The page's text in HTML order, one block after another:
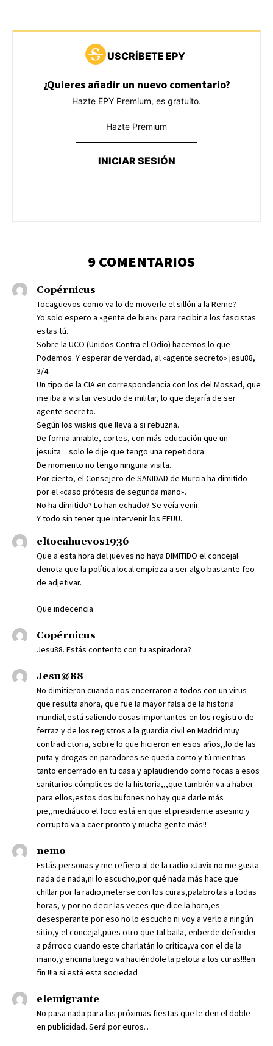
USCRÍBETE EPY
¿Quieres añadir un nuevo comentario?
Hazte EPY Premium, es gratuito.
Hazte Premium
INICIAR SESIÓN
9 COMENTARIOS
Copérnicus
Tocaguevos como va lo de moverle el sillón a la Reme?
Yo solo espero a «gente de bien» para recibir a los fascistas
estas tú.
Sobre la UCO (Unidos Contra el Odio) hacemos lo que
Podemos. Y esperar de verdad, al «agente secreto» jesu88,
3/4.
Un tipo de la CIA en correspondencia con los del Mossad, que
me iba a visitar vestido de militar, lo que dejaría de ser
agente secreto.
Según los wiskis que lleva a si rebuzna.
De forma amable, cortes, con más educación que un
jesuita…solo le dije que tengo una repetidora.
De momento no tengo ninguna visita.
Por cierto, el Consejero de SANIDAD de Murcia ha dimitido
por el «caso prótesis de segunda mano».
No ha dimitido? Lo han echado? Se veía venir.
Y todo sin tener que intervenir los EEUU.
eltocahuevos1936
Que a esta hora del jueves no haya DIMITIDO el concejal
denota que la política local empieza a ser algo bastante feo
de adjetivar.
Que indecencia
Copérnicus
Jesu88. Estás contento con tu aspiradora?
Jesu@88
No dimitieron cuando nos encerraron a todos con un virus
que resulta ahora, que fue la mayor falsa de la historia
mundial,está saliendo cosas importantes en los registro de
ferraz y de los registros a la guardia civil en Madrid muy
contradictoria, sobre lo que hicieron en esos años,,lo de las
puta y drogas en paradores se queda corto y tú mientras
tanto encerrado en tu casa y aplaudiendo como focas a esos
sanitarios cómplices de la historia,,,que también va a haber
para ellos,estos dos bufones no hay que darle más
pie,,mediático el foco está en que el presidente asesino y
corrupto va a caer pronto y mucha gente más!!
nemo
Estás personas y me refiero al de la radio «Javi» no me gusta
nada de nada,ni lo escucho,por qué nada más hace que
chillar por la radio,meterse con los curas,palabrotas a todas
horas, y por no decir las veces que dice la hora,es
desesperante por eso no lo escucho ni voy a verlo a ningún
sitio,y el concejal,pues otro que tal baila, enberde defender
a párroco cuando este charlatán lo crítica,va con el de la
mano,y encima luego va haciéndole la pelota a los curas!!!en
fin !!!a si está esta sociedad
elemigrante
No pasa nada para las próximas fiestas que le den el doble
en publicidad. Será por euros…